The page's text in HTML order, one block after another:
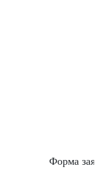
Форма